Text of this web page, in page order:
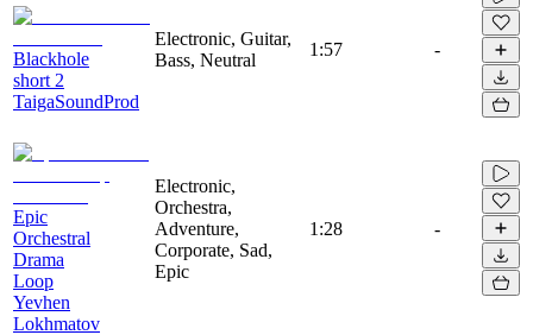
Blackhole
short 2
TaigaSoundProd
Electronic, Guitar,
Bass, Neutral
1:57 -
Epic
Orchestral
Drama
Loop
Yevhen
Lokhmatov
Electronic,
Orchestra,
Adventure,
Corporate, Sad,
Epic
1:28 -